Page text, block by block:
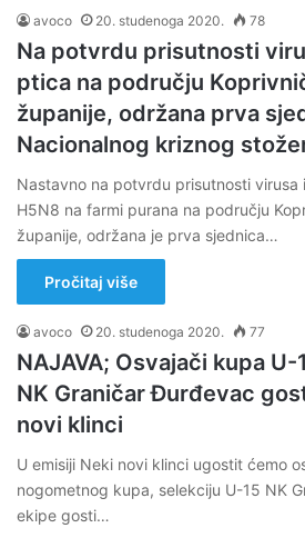
avoco 20. studenoga 2020. 78
Na potvrdu prisutnosti
ptica na području
županije, održana prva
Nacionalnog kriznog
Nastavno na potvrdu prisutnosti
H5N8 na farmi purana na području
županije, održana je prva sjednica…
Pročitaj više
avoco 20. studenoga 2020. 77
NAJAVA; Osvajači kupa
NK Graničar Đurđevac
novi klinci
U emisiji Neki novi klinci ugostit ćemo
nogometnog kupa, selekciju U-15 NK
ekipe gosti…